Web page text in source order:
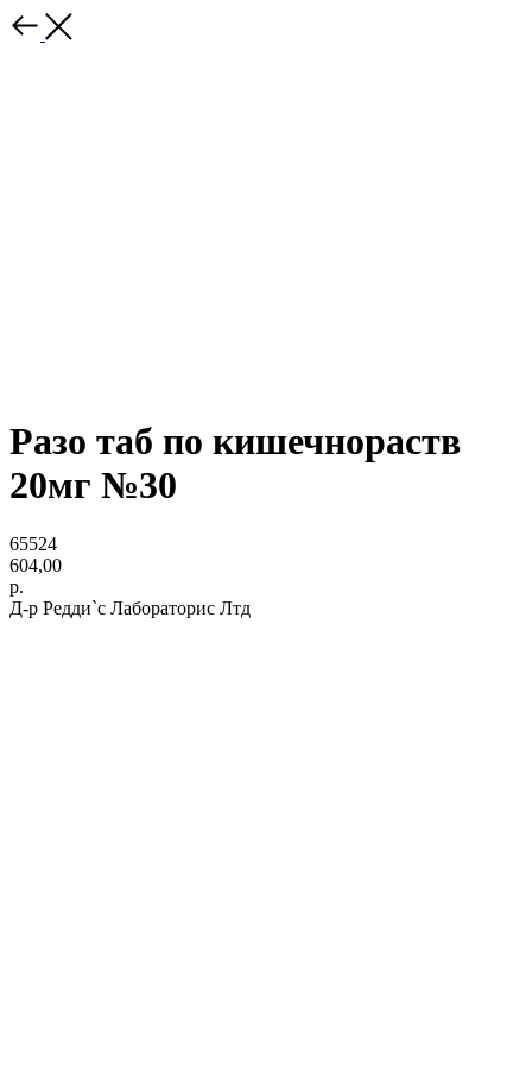
Разо таб по кишечнораств
20мг №30
65524
604,00
р.
Д-р Редди`с Лабораторис Лтд